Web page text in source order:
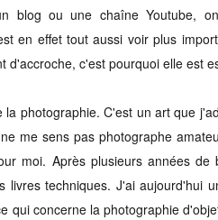
blog ou une chaîne Youtube,
en effet tout aussi voir plus
d'accroche, c'est pourquoi elle est
la photographie. C'est un art que
me sens pas photographe
moi. Après plusieurs années
livres techniques. J'ai aujourd'hui
qui concerne la photographie